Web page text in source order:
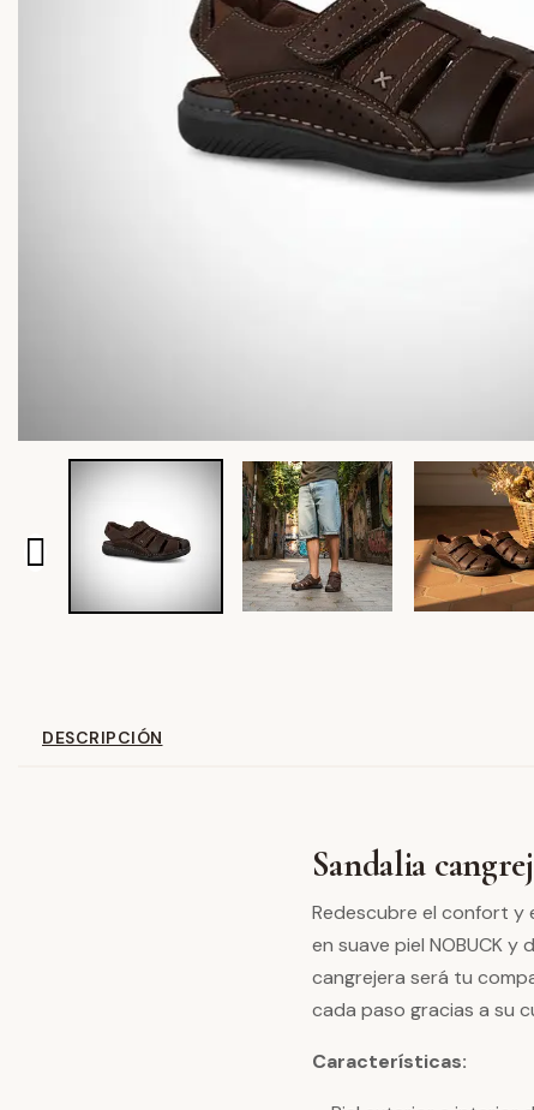
DESCRIPCIÓN
Sandalia
Redescubre el confort y
en suave piel NOBUCK
cangrejera será tu
cada paso gracias a su
Características: